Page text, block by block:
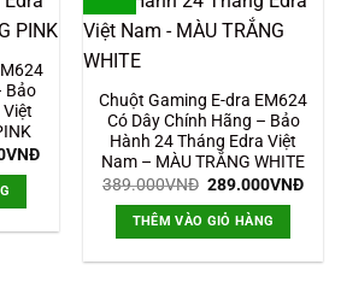
Bảo
VNĐGiá
289.000VNĐ.
Chuột Gaming E-dra EM624
Có Dây Chính Hãng – Bảo
Hành 24 Tháng Edra Việt
Nam – MÀU TRẮNG WHITE
389.000VNĐ Giá
là:
389.000VNĐ.
289.000VNĐGiá
THÊM VÀO GIỎ HÀNG